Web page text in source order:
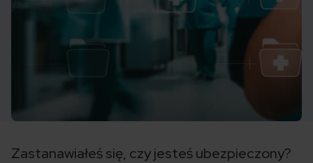
Zastanawiałeś się, czy jesteś ubezpieczony?